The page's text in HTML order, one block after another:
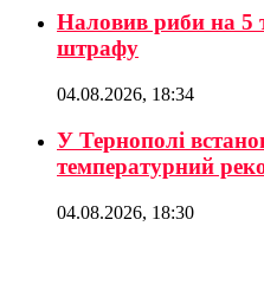
Наловив риби на 5
штрафу
04.08.2026, 18:34
У Тернополі
температурний
04.08.2026, 18:30